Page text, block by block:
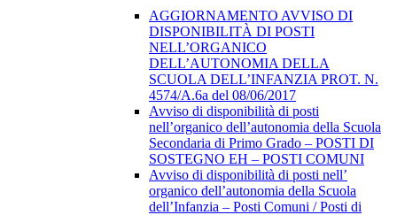
AGGIORNAMENTO AVVISO DI
DISPONIBILITÀ DI POSTI
NELL’ORGANICO
DELL’AUTONOMIA DELLA
SCUOLA DELL’INFANZIA PROT. N.
4574/A.6a del 08/06/2017
Avviso di disponibilità di posti
nell’organico dell’autonomia della Scuola
Secondaria di Primo Grado – POSTI DI
SOSTEGNO EH – POSTI COMUNI
Avviso di disponibilità di posti nell’
organico dell’autonomia della Scuola
dell’Infanzia – Posti Comuni / Posti di